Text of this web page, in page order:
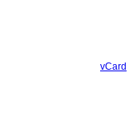
vCard